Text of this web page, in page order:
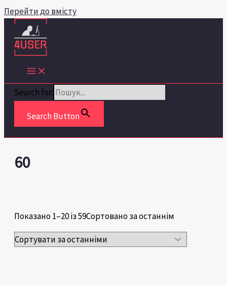
Перейти до вмісту
Search for:
Search Button
60
Показано 1–20 із 59Сортовано за останнім